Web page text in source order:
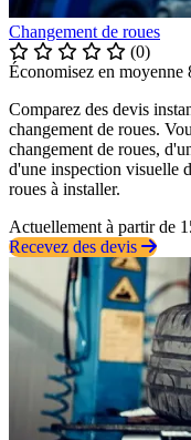
Changement de roues
(0)
Économisez en moyenne
Comparez des devis
changement de roues.
changement de roues,
d'une inspection visuelle
roues à installer.
Actuellement à partir de
Recevez des devis